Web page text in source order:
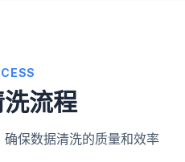
流程
保数据清洗的质量和效率